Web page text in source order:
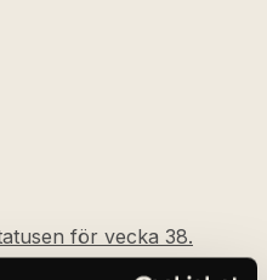
för vecka 38.